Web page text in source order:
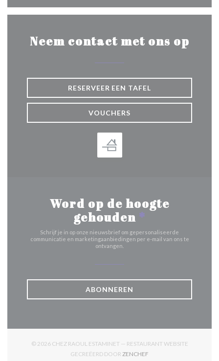
Neem contact met ons op
RESERVEER EEN TAFEL
VOUCHERS
Word op de hoogte
gehouden *
Schrijf je in op onze nieuwsbrief om gepersonaliseerde
communicatie en marketingaanbiedingen per e-mail van ons te
ontvangen.
ABONNEREN
© 2026 CHEZ RAOUL ESTAMINET — RESTAURANT WEBSITE
GECREËERD DOOR ZENCHEF